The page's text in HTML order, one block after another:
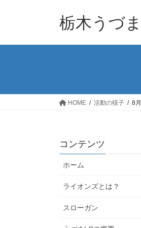
栃木うづ
HOME 活動の様子 8
コンテンツ
ホーム
ライオンズとは？
スローガン